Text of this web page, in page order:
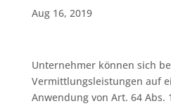
Aug 16, 2019
Unternehmer können sich
Vermittlungsleistungen auf
Anwendung von Art. 64 Abs.